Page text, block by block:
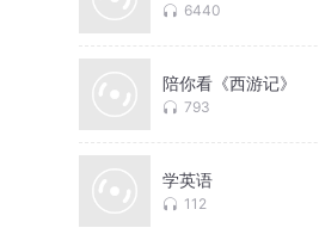
6440
陪你看《西游记》
793
学英语
112